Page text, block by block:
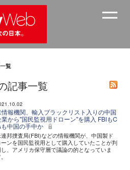
覧
記事一覧
情報機関、輸入ブラックリスト入りの中国
業から"国民監視用ドローン"を購入 FBIもC
も中国の手中か
邦捜査局(FBI)などの情報機関が、中国製ド
ーンを国民監視用として購入していたことが判
、アメリカ保守層で議論の的となっていま